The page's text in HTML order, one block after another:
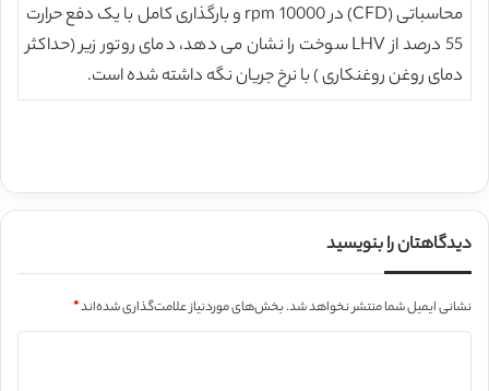
محاسباتی (CFD) در rpm 10000 و بارگذاری کامل با یک دفع حرارت
55 درصد از LHV سوخت را نشان می دهد، دمای روتور زیر (حداکثر
دمای روغن روغنکاری ) با نرخ جریان نگه داشته شده است.
دیدگاهتان را بنویسید
نشانی ایمیل شما منتشر نخواهد شد.بخش‌های موردنیاز علامت‌گذاری شده‌اند*